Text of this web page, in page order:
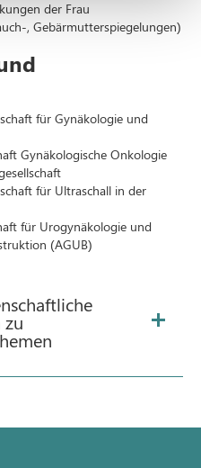
der Frau
, Gebärmutterspiegelungen)
für Gynäkologie und
Gynäkologische Onkologie
für Ultraschall in der
für Urogynäkologie und
(AGUB)